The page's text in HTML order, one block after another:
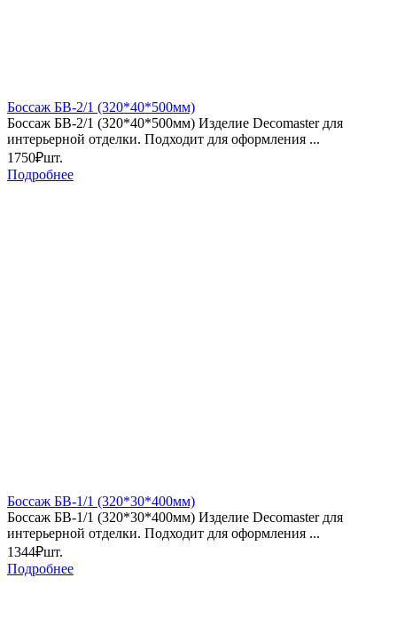
Боссаж БВ-2/1 (320*40*500мм)
Боссаж БВ-2/1 (320*40*500мм) Изделие Decomaster для
интерьерной отделки. Подходит для оформления ...
1750₽шт.
Подробнее
Боссаж БВ-1/1 (320*30*400мм)
Боссаж БВ-1/1 (320*30*400мм) Изделие Decomaster для
интерьерной отделки. Подходит для оформления ...
1344₽шт.
Подробнее